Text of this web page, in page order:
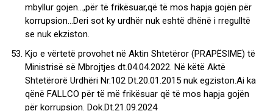
mbyllur gojen…,për të frikësuar,që të mos hapja gojën për
korrupsion…Deri sot ky urdhër nuk eshtë dhënë i rregulltë
se nuk ekziston.
Kjo e vërtetë provohet në Aktin Shtetëror (PRAPËSIME) të
Ministrisë së Mbrojtjes dt.04.04.2022. Në këtë Aktë
Shtetërorë Urdhëri Nr.102 Dt.20.01.2015 nuk egziston.Ai ka
qënë FALLCO për të më frikësuar që të mos hapja gojën
për korrupsion. Dok.Dt.21.09.2024